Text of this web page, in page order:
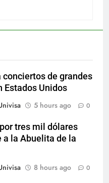
conciertos de grandes
Estados Unidos
5 hours ago 0
tres mil dólares
a la Abuelita de la
8 hours ago 0